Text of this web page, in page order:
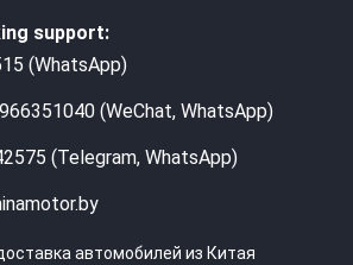
support:
(WhatsApp)
(WeChat, WhatsApp)
(Telegram, WhatsApp)
автомобилей из Китая